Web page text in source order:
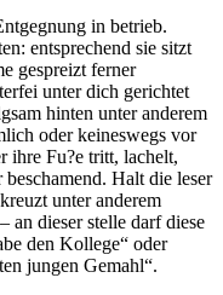
in betrieb.
entsprechend sie sitzt
gespreizt ferner
unter dich gerichtet
hinten unter anderem
oder keineswegs vor
ihre Fu?e tritt, lachelt,
Halt die leser
unter anderem
an dieser stelle darf diese
den Kollege“ oder
jungen Gemahl“.